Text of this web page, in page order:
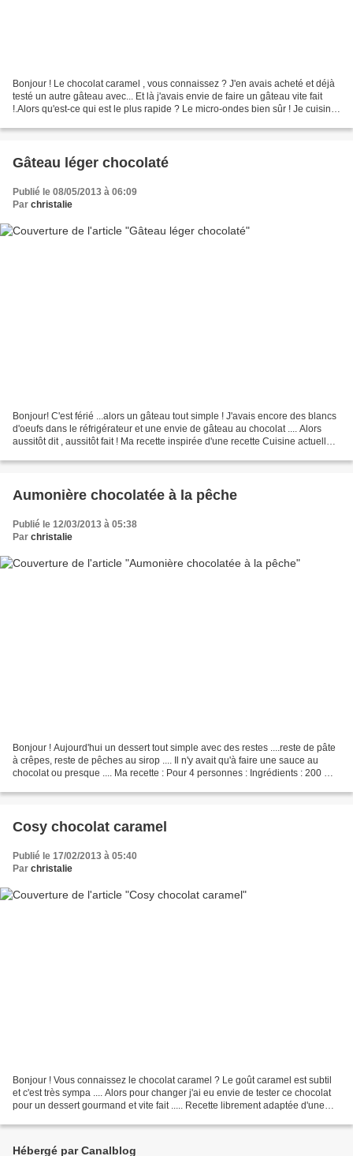
Bonjour ! Le chocolat caramel , vous connaissez ? J'en avais acheté et déjà
testé un autre gâteau avec... Et là j'avais envie de faire un gâteau vite fait
!.Alors qu'est-ce qui est le plus rapide ? Le micro-ondes bien sûr ! Je cuisine
Gâteau léger chocolaté
Publié le 08/05/2013 à 06:09
Par christalie
Bonjour! C'est férié ...alors un gâteau tout simple ! J'avais encore des blancs
d'oeufs dans le réfrigérateur et une envie de gâteau au chocolat .... Alors
aussitôt dit , aussitôt fait ! Ma recette inspirée d'une recette Cuisine actuelle :
Aumonière chocolatée à la pêche
Publié le 12/03/2013 à 05:38
Par christalie
Bonjour ! Aujourd'hui un dessert tout simple avec des restes ....reste de pâte
à crêpes, reste de pêches au sirop .... Il n'y avait qu'à faire une sauce au
chocolat ou presque .... Ma recette : Pour 4 personnes : Ingrédients : 200 ml
Cosy chocolat caramel
Publié le 17/02/2013 à 05:40
Par christalie
Bonjour ! Vous connaissez le chocolat caramel ? Le goût caramel est subtil
et c'est très sympa .... Alors pour changer j'ai eu envie de tester ce chocolat
pour un dessert gourmand et vite fait ..... Recette librement adaptée d'une
Hébergé par Canalblog